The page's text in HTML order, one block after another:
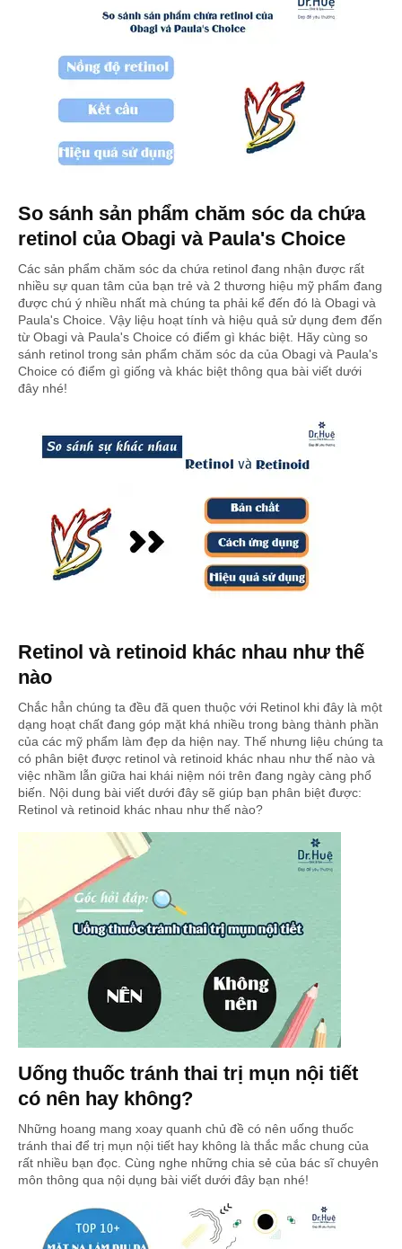
So sánh sản phẩm chăm sóc da chứa
retinol của Obagi và Paula's Choice
Các sản phẩm chăm sóc da chứa retinol đang nhận được rất
nhiều sự quan tâm của bạn trẻ và 2 thương hiệu mỹ phẩm đang
được chú ý nhiều nhất mà chúng ta phải kể đến đó là Obagi và
Paula's Choice. Vậy liệu hoạt tính và hiệu quả sử dụng đem đến
từ Obagi và Paula's Choice có điểm gì khác biệt. Hãy cùng so
sánh retinol trong sản phẩm chăm sóc da của Obagi và Paula's
Choice có điểm gì giống và khác biệt thông qua bài viết dưới
đây nhé!
Retinol và retinoid khác nhau như thế
nào
Chắc hẳn chúng ta đều đã quen thuộc với Retinol khi đây là một
dạng hoạt chất đang góp mặt khá nhiều trong bàng thành phần
của các mỹ phẩm làm đẹp da hiện nay. Thế nhưng liệu chúng ta
có phân biệt được retinol và retinoid khác nhau như thế nào và
việc nhầm lẫn giữa hai khái niệm nói trên đang ngày càng phổ
biến. Nội dung bài viết dưới đây sẽ giúp bạn phân biệt được:
Retinol và retinoid khác nhau như thế nào?
Uống thuốc tránh thai trị mụn nội tiết
có nên hay không?
Những hoang mang xoay quanh chủ đề có nên uống thuốc
tránh thai để trị mụn nội tiết hay không là thắc mắc chung của
rất nhiều bạn đọc. Cùng nghe những chia sẻ của bác sĩ chuyên
môn thông qua nội dụng bài viết dưới đây bạn nhé!